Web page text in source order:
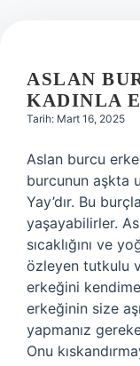
ASLAN
KADINLA
Tarih: Mart 16, 2025
Aslan burcu
burcunun aşkta
Yay’dır. Bu
yaşayabilirler.
sıcaklığını ve
özleyen tutkulu
erkeğini
erkeğinin size
yapmanız
Onu